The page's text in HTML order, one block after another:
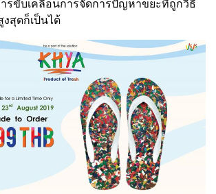
ารขับเคลื่อนการจัดการปัญหาขยะที่ถูกวิธี
สุดก็เป็นได้